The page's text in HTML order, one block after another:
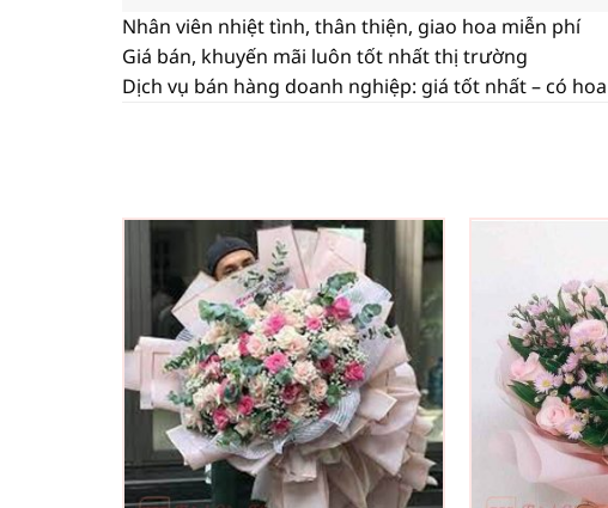
Nhân viên nhiệt tình, thân thiện, giao hoa miễn phí
Giá bán, khuyến mãi luôn tốt nhất thị trường
Dịch vụ bán hàng doanh nghiệp: giá tốt nhất – có